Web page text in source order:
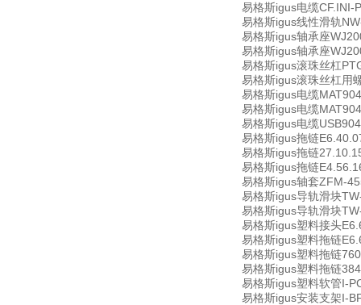
易格斯igus电缆CF.INI-
易格斯igus线性滑轨
易格斯igus轴承座
易格斯igus轴承座
易格斯igus滚珠丝杠
易格斯igus滚珠丝杠用
易格斯igus电缆
易格斯igus电缆
易格斯igus电缆
易格斯igus拖链
易格斯igus拖链
易格斯igus拖链
易格斯igus轴套ZFM-
易格斯igus导轨滑块
易格斯igus导轨滑块
易格斯igus塑料接头
易格斯igus塑料拖链
易格斯igus塑料拖链
易格斯igus塑料拖链
易格斯igus塑料软管I-
易格斯igus安装支架I-